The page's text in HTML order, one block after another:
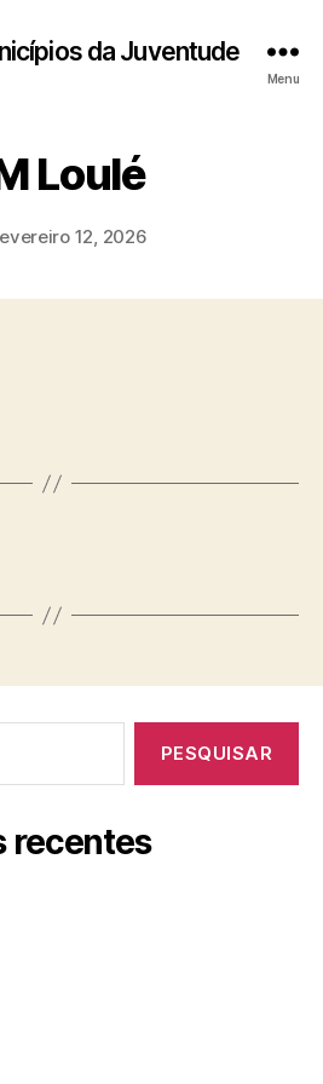
da Juventude
Menu
Loulé
12, 2026
recentes